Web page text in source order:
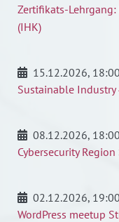
Zertifikats-
(IHK)
15.12.2026,
Sustainable
08.12.2026,
Cybersecurity
02.12.2026,
WordPress meetup